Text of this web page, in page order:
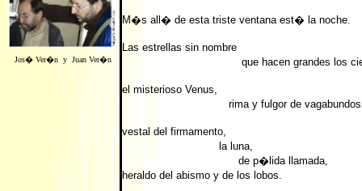
Jos� Ver�n y Juan Ver�n
M�s all� de esta triste ventana est� la noche.
Las estrellas sin nombre
que hacen grandes los
el misterioso Venus,
rima y fulgor de
vestal del firmamento,
la luna,
de p�lida llamada,
heraldo del abismo y de los lobos.